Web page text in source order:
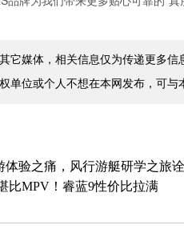
它媒体，相关信息仅为传递更多
单位或个人不想在本网发布，可与
体验之痛，风行游艇研学之旅
比MPV！睿蓝9性价比拉满